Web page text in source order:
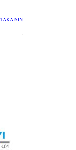
TAKAISIN